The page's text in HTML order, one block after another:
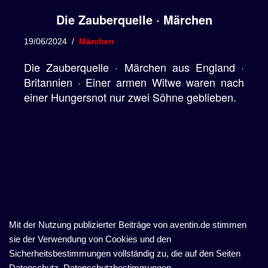
Die Zauberquelle · Märchen
19/06/2024 Märchen
Die Zauberquelle · Märchen aus England ·
Britannien · Einer armen Witwe waren nach
einer Hungersnot nur zwei Söhne geblieben.
Mit der Nutzung publizierter Beiträge von aventin.de stimmen
sie der Verwendung von Cookies und den
Sicherheitsbestimmungen vollständig zu, die auf den Seiten